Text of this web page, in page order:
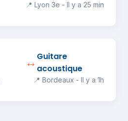
📍 Lyon 3e - Il y a 25 min
↔️ Guitare
acoustique
📍 Bordeaux - Il y a 1h